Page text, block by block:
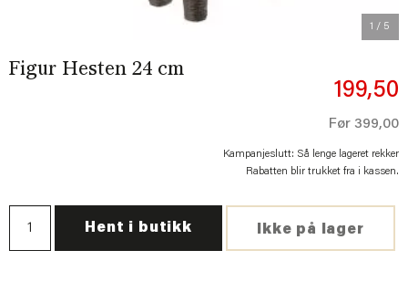
1 / 5
Figur Hesten 24 cm
199,50
Før 399,00
Kampanjeslutt: Så lenge lageret rekker
Rabatten blir trukket fra i kassen.
Ikke på lager
Hent i butikk